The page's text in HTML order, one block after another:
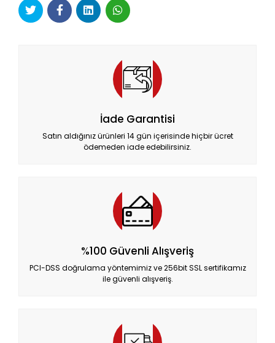
İade Garantisi
Satın aldığınız ürünleri 14 gün içerisinde hiçbir ücret
ödemeden iade edebilirsiniz.
%100 Güvenli Alışveriş
PCI-DSS doğrulama yöntemimiz ve 256bit SSL sertifikamız
ile güvenli alışveriş.